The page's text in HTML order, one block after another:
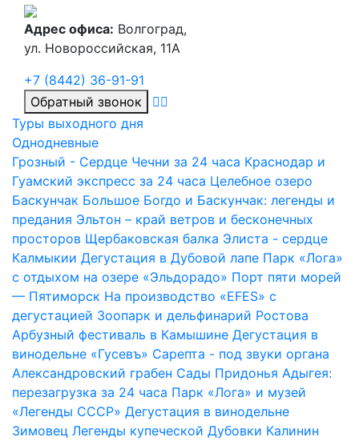
Адрес офиса: Волгоград,
ул. Новороссийская, 11А
+7 (8442) 36-91-91
Обратный звонок
Туры выходного дня
Однодневные
Грозный - Сердце Чечни за 24 часа Краснодар и
Гуамский экспресс за 24 часа Целебное озеро
Баскунчак Большое Богдо и Баскунчак: легенды и
предания Эльтон – край ветров и бесконечных
просторов Щербаковская балка Элиста - сердце
Калмыкии Дегустация в Дубовой лапе Парк «Лога»
с отдыхом на озере «Эльдорадо» Порт пяти морей
— Пятиморск На производство «EFES» с
дегустацией Зоопарк и дельфинарий Ростова
Арбузный фестиваль в Камышине Дегустация в
винодельне «Гусевъ» Сарепта - под звуки органа
Александровский грабен Сады Придонья Адыгея:
перезагрузка за 24 часа Парк «Лога» и музей
«Легенды СССР» Дегустация в винодельне
Зимовец Легенды купеческой Дубовки Калинин